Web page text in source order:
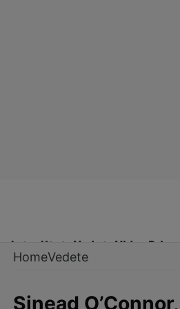
Actualitate Vedete Video
HomeVedete
Sinead